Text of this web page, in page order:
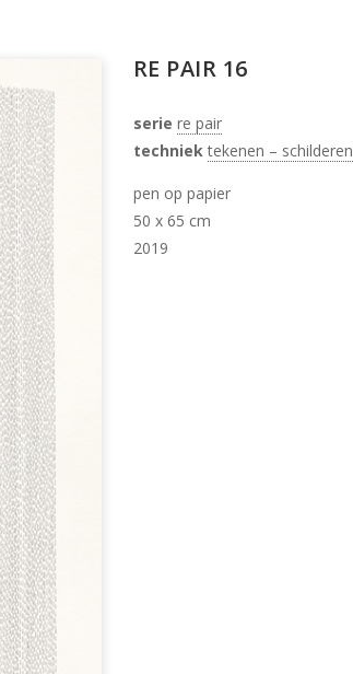
RE PAIR 16
serie re pair
techniek tekenen – schilderen
pen op papier
50 x 65 cm
2019